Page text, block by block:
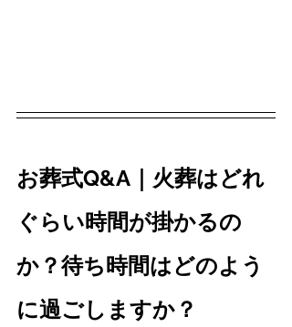
お葬式Q&A｜火葬はどれ
ぐらい時間が掛かるの
か？待ち時間はどのよう
に過ごしますか？